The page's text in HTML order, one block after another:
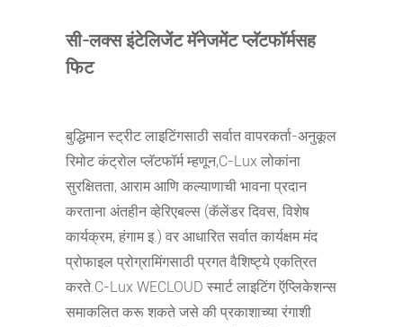
सी-लक्स इंटेलिजेंट मॅनेजमेंट प्लॅटफॉर्मसह
फिट
बुद्धिमान स्ट्रीट लाइटिंगसाठी सर्वात वापरकर्ता-अनुकूल
रिमोट कंट्रोल प्लॅटफॉर्म म्हणून,C-Lux लोकांना
सुरक्षितता, आराम आणि कल्याणाची भावना प्रदान
करताना अंतहीन व्हेरिएबल्स (कॅलेंडर दिवस, विशेष
कार्यक्रम, हंगाम इ.) वर आधारित सर्वात कार्यक्षम मंद
प्रोफाइल प्रोग्रामिंगसाठी प्रगत वैशिष्ट्ये एकत्रित
करते.C-Lux WECLOUD स्मार्ट लाइटिंग ऍप्लिकेशन्स
समाकलित करू शकते जसे की प्रकाशाच्या रंगाशी